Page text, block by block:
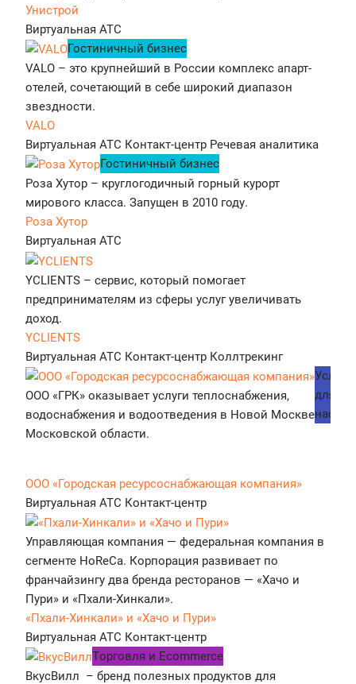
Унистрой
Виртуальная АТС
Гостиничный бизнес
VALO – это крупнейший в России комплекс апарт-
отелей, сочетающий в себе широкий диапазон
звездности.
VALO
Виртуальная АТС Контакт-центр Речевая аналитика
Гостиничный бизнес
Роза Хутор – круглогодичный горный курорт
мирового класса. Запущен в 2010 году.
Роза Хутор
Виртуальная АТС
YCLIENTS – сервис, который помогает
предпринимателям из сферы услуг увеличивать
доход.
YCLIENTS
Виртуальная АТС Контакт-центр Коллтрекинг
Услуги
для
ООО «ГРК» оказывает услуги теплоснабжения,
водоснабжения и водоотведения в Новой Москве и
Московской области.
ООО «Городская ресурсоснабжающая компания»
Виртуальная АТС Контакт-центр
Управляющая компания — федеральная компания в
сегменте HoReCa. Корпорация развивает по
франчайзингу два бренда ресторанов — «Хачо и
Пури» и «Пхали-Хинкали».
«Пхали-Хинкали» и «Хачо и Пури»
Виртуальная АТС Контакт-центр
Tорговля и Ecommerce
ВкусВилл – бренд полезных продуктов для